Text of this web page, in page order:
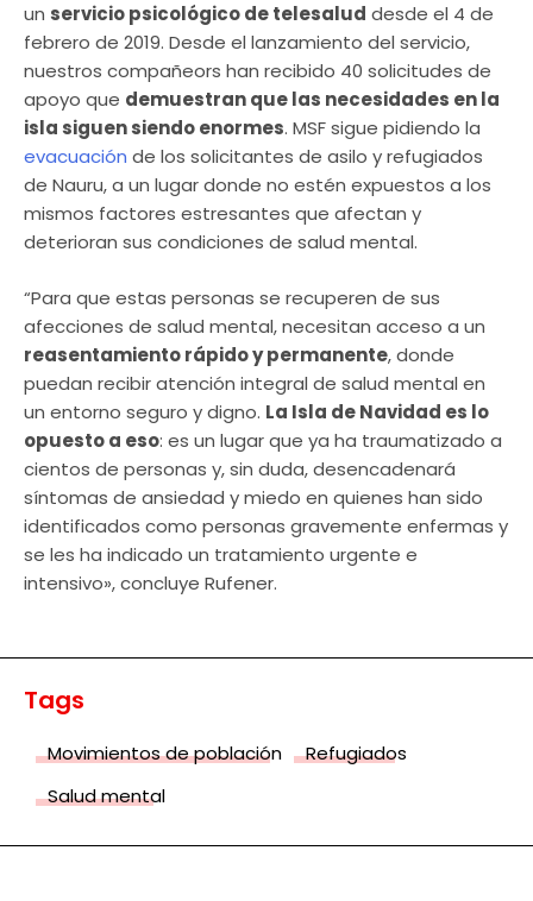
un servicio psicológico de telesalud desde el 4 de
febrero de 2019. Desde el lanzamiento del servicio,
nuestros compañeors han recibido 40 solicitudes de
apoyo que demuestran que las necesidades en la
isla siguen siendo enormes. MSF sigue pidiendo la
evacuación de los solicitantes de asilo y refugiados
de Nauru, a un lugar donde no estén expuestos a los
mismos factores estresantes que afectan y
deterioran sus condiciones de salud mental.
“Para que estas personas se recuperen de sus
afecciones de salud mental, necesitan acceso a un
reasentamiento rápido y permanente, donde
puedan recibir atención integral de salud mental en
un entorno seguro y digno. La Isla de Navidad es lo
opuesto a eso: es un lugar que ya ha traumatizado a
cientos de personas y, sin duda, desencadenará
síntomas de ansiedad y miedo en quienes han sido
identificados como personas gravemente enfermas y
se les ha indicado un tratamiento urgente e
intensivo», concluye Rufener.
Tags
Movimientos de población
Refugiados
Salud mental